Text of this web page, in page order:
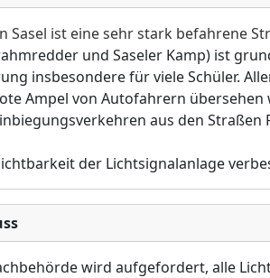
Sasel ist eine sehr stark befahrene
und Saseler Kamp) ist
insbesondere für viele Schüler.
Ampel von Autofahrern übersehen
aus den Straßen
der Lichtsignalanlage
wird aufgefordert, alle